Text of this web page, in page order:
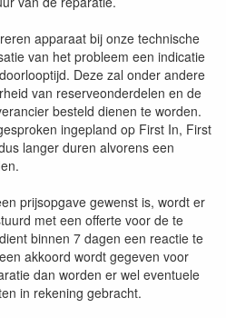
apparaat bij onze technische
van het probleem een indicatie
Deze zal onder andere
van reserveonderdelen en de
besteld dienen te worden.
ingepland op First In, First
langer duren alvorens een
prijsopgave gewenst is, wordt er
met een offerte voor de te
binnen 7 dagen een reactie te
akkoord wordt gegeven voor
dan worden er wel eventuele
in rekening gebracht.